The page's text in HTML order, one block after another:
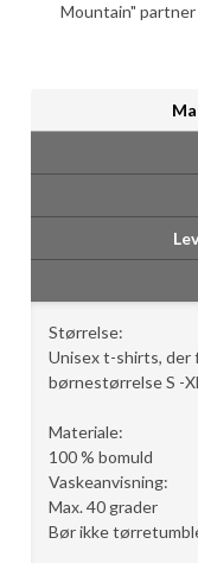
Mountain" partner
Størrelse:
Unisex t-shirts, der
børnestørrelse S -XL
Materiale:
100 % bomuld
Vaskeanvisning:
Max. 40 grader
Bør ikke